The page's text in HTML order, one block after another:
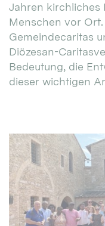
Jahren kirchliches
Menschen vor
Gemeindecaritas
Diözesan-
Bedeutung, die
dieser wichtigen